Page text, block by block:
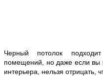
Черный потолок
помещений, но даже если вы
интерьера, нельзя отрицать,